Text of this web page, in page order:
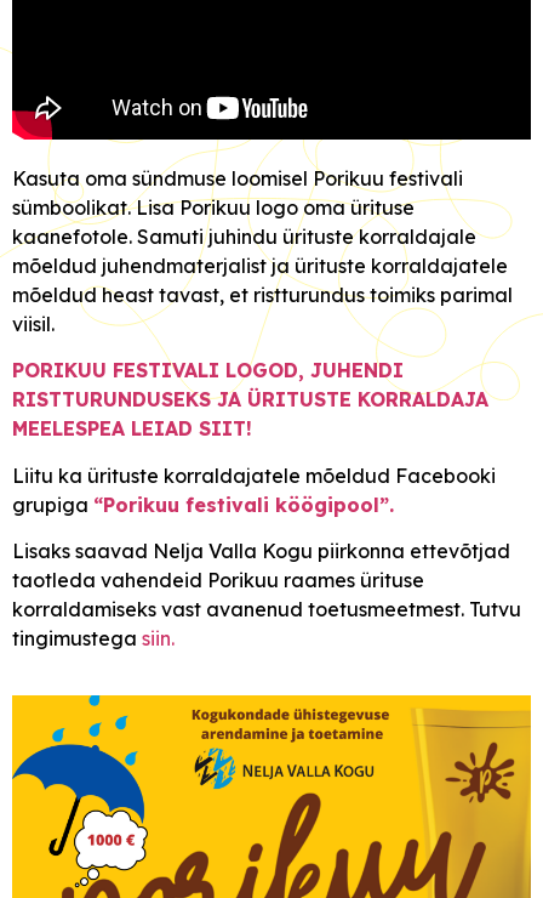
Kasuta oma sündmuse loomisel Porikuu festivali
sümboolikat. Lisa Porikuu logo oma ürituse
kaanefotole. Samuti juhindu ürituste korraldajale
mõeldud juhendmaterjalist ja ürituste korraldajatele
mõeldud heast tavast, et ristturundus toimiks parimal
viisil.
PORIKUU FESTIVALI LOGOD, JUHENDI
RISTTURUNDUSEKS JA ÜRITUSTE KORRALDAJA
MEELESPEA LEIAD SIIT!
Liitu ka ürituste korraldajatele mõeldud Facebooki
grupiga “Porikuu festivali köögipool”.
Lisaks saavad Nelja Valla Kogu piirkonna ettevõtjad
taotleda vahendeid Porikuu raames ürituse
korraldamiseks vast avanenud toetusmeetmest. Tutvu
tingimustega siin.